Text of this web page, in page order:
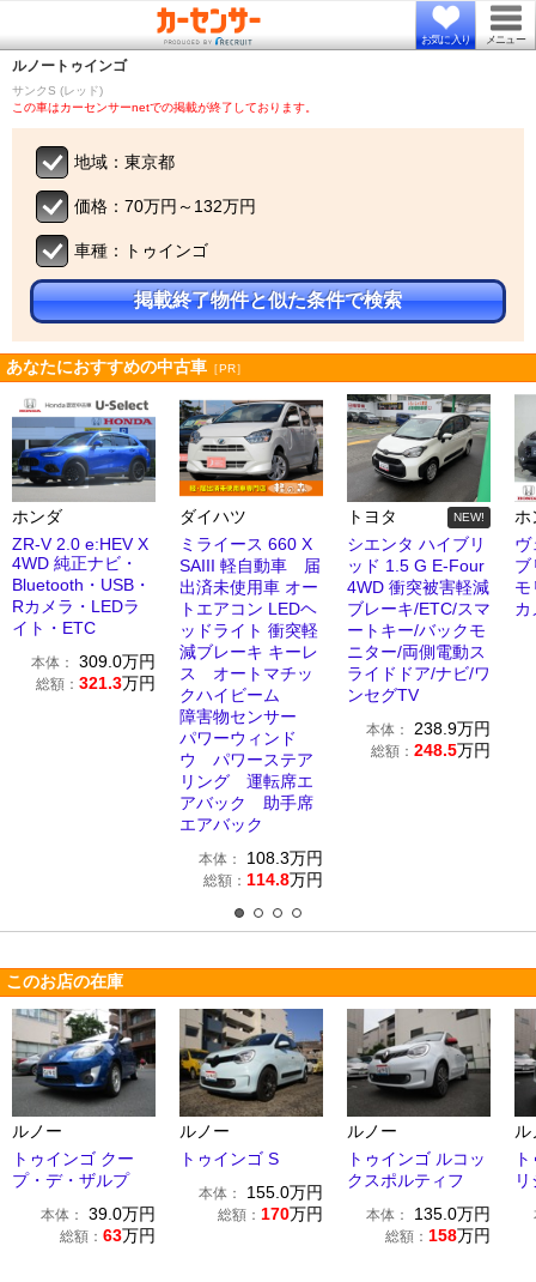
お気に入り メニュー
ルノー トゥインゴ
サンクS (レッド)
この車はカーセンサーnetでの掲載が終了しております。
地域：東京都
価格：70万円～132万円
車種：トゥインゴ
掲載終了物件と似た条件で検索
あなたにおすすめの中古車 ［PR］
ホンダ
ZR-V 2.0 e:HEV X
4WD 純正ナビ・
Bluetooth・USB・
Rカメラ・LEDラ
イト・ETC
本体： 309.0万円
総額： 321.3万円
ダイハツ
ミライース 660 X
SAIII 軽自動車 届
出済未使用車 オー
トエアコン LEDヘ
ッドライト 衝突軽
減ブレーキ キーレ
ス オートマチッ
クハイビーム
障害物センサー
パワーウィンド
ウ パワーステア
リング 運転席エ
アバック 助手席
エアバック
本体： 108.3万円
総額： 114.8万円
トヨタ NEW!
シエンタ ハイブリ
ッド 1.5 G E-Four
4WD 衝突被害軽減
ブレーキ/ETC/スマ
ートキー/バックモ
ニター/両側電動ス
ライドドア/ナビ/ワ
ンセグTV
本体： 238.9万円
総額： 248.5万円
ホ
ヴ
ブ
このお店の在庫
ルノー
トゥインゴ クー
プ・デ・ザルプ
本体： 39.0万円
総額： 63万円
ルノー
トゥインゴ S
本体： 155.0万円
総額： 170万円
ルノー
トゥインゴ ルコッ
クスポルティフ
本体： 135.0万円
総額： 158万円
ル